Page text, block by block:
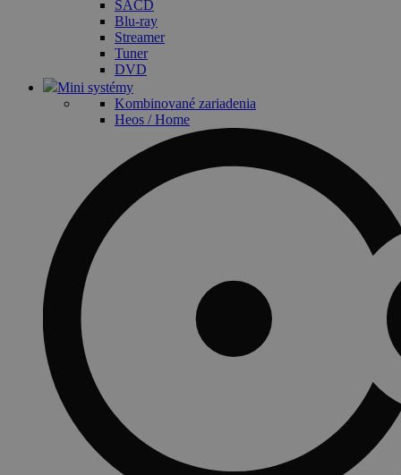
SACD
Blu-ray
Streamer
Tuner
DVD
Mini systémy
Kombinované zariadenia
Heos / Home